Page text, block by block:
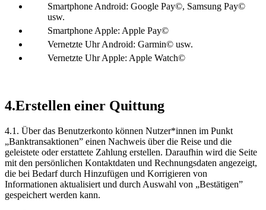
Smartphone Android: Google Pay©, Samsung Pay©
usw.
Smartphone Apple: Apple Pay©
Vernetzte Uhr Android: Garmin© usw.
Vernetzte Uhr Apple: Apple Watch©
4.Erstellen einer Quittung
4.1. Über das Benutzerkonto können Nutzer*innen im Punkt
„Banktransaktionen” einen Nachweis über die Reise und die
geleistete oder erstattete Zahlung erstellen. Daraufhin wird die Seite
mit den persönlichen Kontaktdaten und Rechnungsdaten angezeigt,
die bei Bedarf durch Hinzufügen und Korrigieren von
Informationen aktualisiert und durch Auswahl von „Bestätigen”
gespeichert werden kann.